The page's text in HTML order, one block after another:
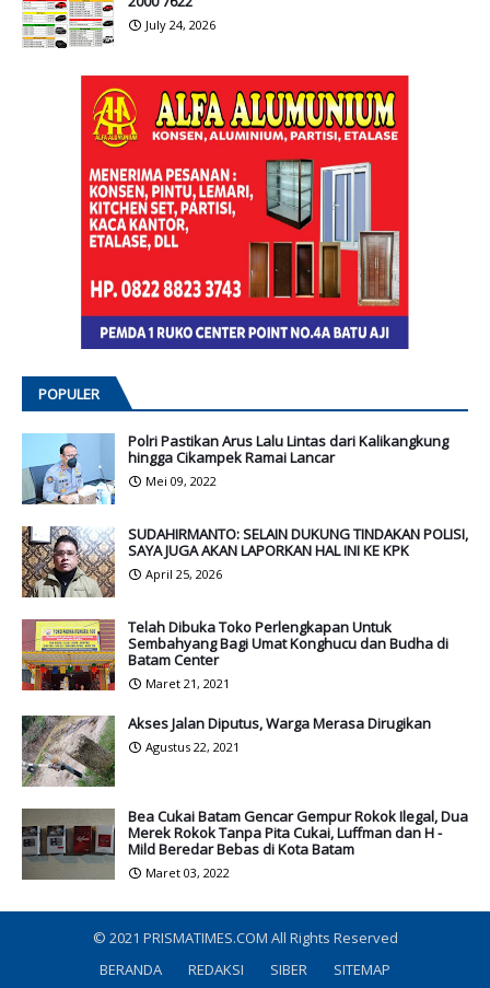
July 24, 2026
POPULER
Polri Pastikan Arus Lalu Lintas dari Kalikangkung
hingga Cikampek Ramai Lancar
Mei 09, 2022
SUDAHIRMANTO: SELAIN DUKUNG TINDAKAN POLISI,
SAYA JUGA AKAN LAPORKAN HAL INI KE KPK
April 25, 2026
Telah Dibuka Toko Perlengkapan Untuk
Sembahyang Bagi Umat Konghucu dan Budha di
Batam Center
Maret 21, 2021
Akses Jalan Diputus, Warga Merasa Dirugikan
Agustus 22, 2021
Bea Cukai Batam Gencar Gempur Rokok Ilegal, Dua
Merek Rokok Tanpa Pita Cukai, Luffman dan H -
Mild Beredar Bebas di Kota Batam
Maret 03, 2022
© 2021 PRISMATIMES.COM All Rights Reserved
BERANDA
REDAKSI SIBER SITEMAP